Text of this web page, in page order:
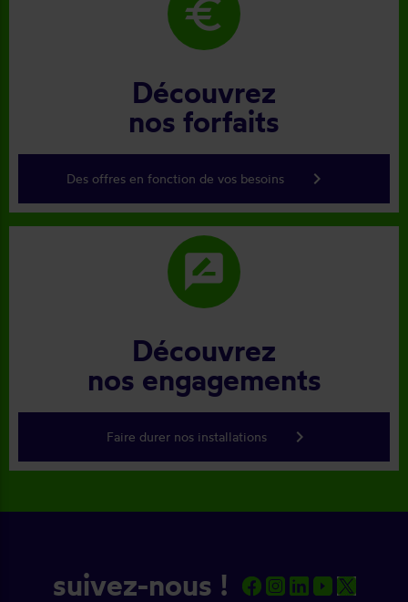
euro
Découvrez
nos forfaits
Des offres en fonction de vos besoins keyboard_arrow_right
rate_review
Découvrez
nos engagements
Faire durer nos installations keyboard_arrow_right
suivez-nous !